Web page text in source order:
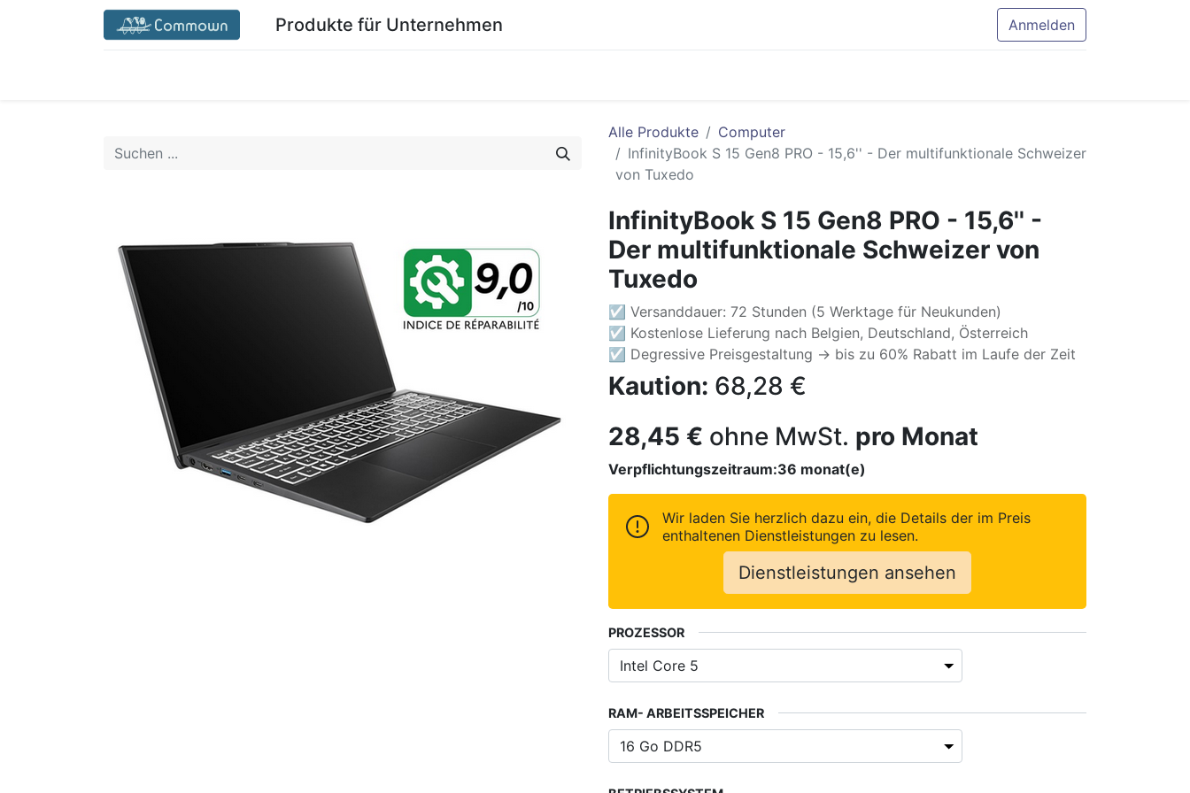
Produkte für Unternehmen Anmelden
Alle Produkte
Computer
InfinityBook S 15 Gen8 PRO - 15,6'' - Der multifunktionale Schweizer
von Tuxedo
InfinityBook S 15 Gen8 PRO - 15,6'' -
Der multifunktionale Schweizer von
Tuxedo
☑ Versanddauer: 72 Stunden (5 Werktage für Neukunden)
☑ Kostenlose Lieferung nach Belgien, Deutschland, Österreich
☑ Degressive Preisgestaltung -> bis zu 60% Rabatt im Laufe der Zeit
Kaution: 68,28 €
28,45 € ohne MwSt. pro Monat
Verpflichtungszeitraum:36 monat(e)
Wir laden Sie herzlich dazu ein, die Details der im Preis
enthaltenen Dienstleistungen zu lesen.
Dienstleistungen ansehen
PROZESSOR
RAM- ARBEITSSPEICHER